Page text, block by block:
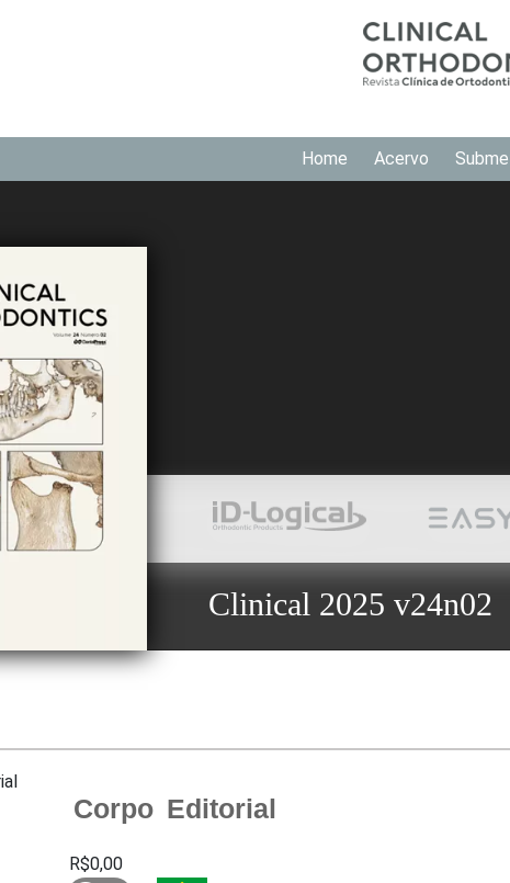
Home Acervo
Clinical 2025 v24n02
Corpo Editorial
R$0,00